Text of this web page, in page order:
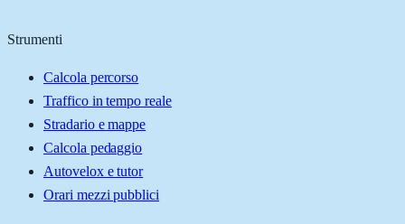
Strumenti
Calcola percorso
Traffico in tempo reale
Stradario e mappe
Calcola pedaggio
Autovelox e tutor
Orari mezzi pubblici